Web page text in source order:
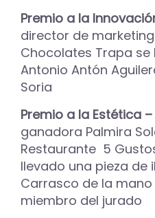
Premio a la
director de
Chocolates Trapa
Antonio Antón
Soria
Premio a la Estética
ganadora Palmira
Restaurante 5
llevado una pieza de
Carrasco de la mano
miembro del jurado